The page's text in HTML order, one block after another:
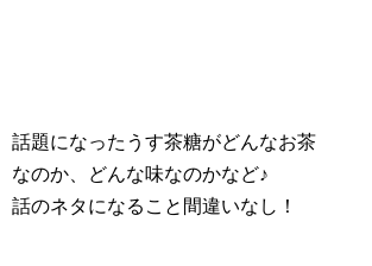
話題になったうす茶糖がどんなお茶
なのか、どんな味なのかなど♪
話のネタになること間違いなし！